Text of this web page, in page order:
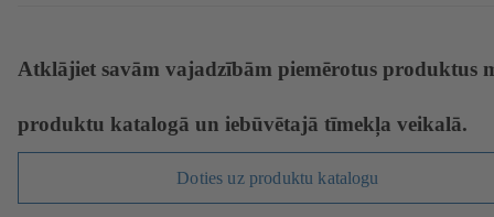
Atklājiet savām vajadzībām piemērotus produktus
produktu katalogā un iebūvētajā tīmekļa veikalā.
Doties uz produktu katalogu